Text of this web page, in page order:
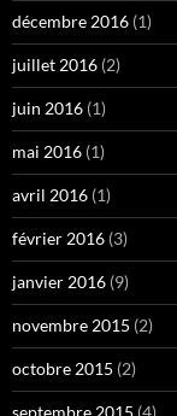
décembre 2016 (1)
juillet 2016 (2)
juin 2016 (1)
mai 2016 (1)
avril 2016 (1)
février 2016 (3)
janvier 2016 (9)
novembre 2015 (2)
octobre 2015 (2)
septembre 2015 (4)